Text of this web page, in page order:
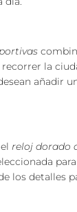
la
añadir
reloj dorado
los detalles